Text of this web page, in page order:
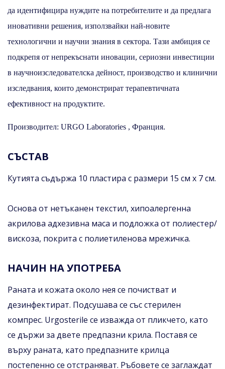
да идентифицира нуждите на потребителите и да предлага
иновативни решения, използвайки най-новите
технологични и научни знания в сектора. Тази амбиция се
подкрепя от непрекъснати иновации, сериозни инвестиции
в научноизследователска дейност, производство и клинични
изследвания, които демонстрират терапевтичната
ефективност на продуктите.
Производител: URGO Laboratories , Франция.
СЪСТАВ
Кутията съдържа 10 пластира с размери 15 см х 7 см.
Основа от нетъканен текстил, хипоалергенна
акрилова адхезивна маса и подложка от полиестер/
вискоза, покрита с полиетиленова мрежичка.
НАЧИН НА УПОТРЕБА
Раната и кожата около нея се почистват и
дезинфектират. Подсушава се със стерилен
компрес. Urgosterile се изважда от пликчето, като
се държи за двете предпазни крила. Поставя се
върху раната, като предпазните крилца
постепенно се отстраняват. Ръбовете се заглаждат